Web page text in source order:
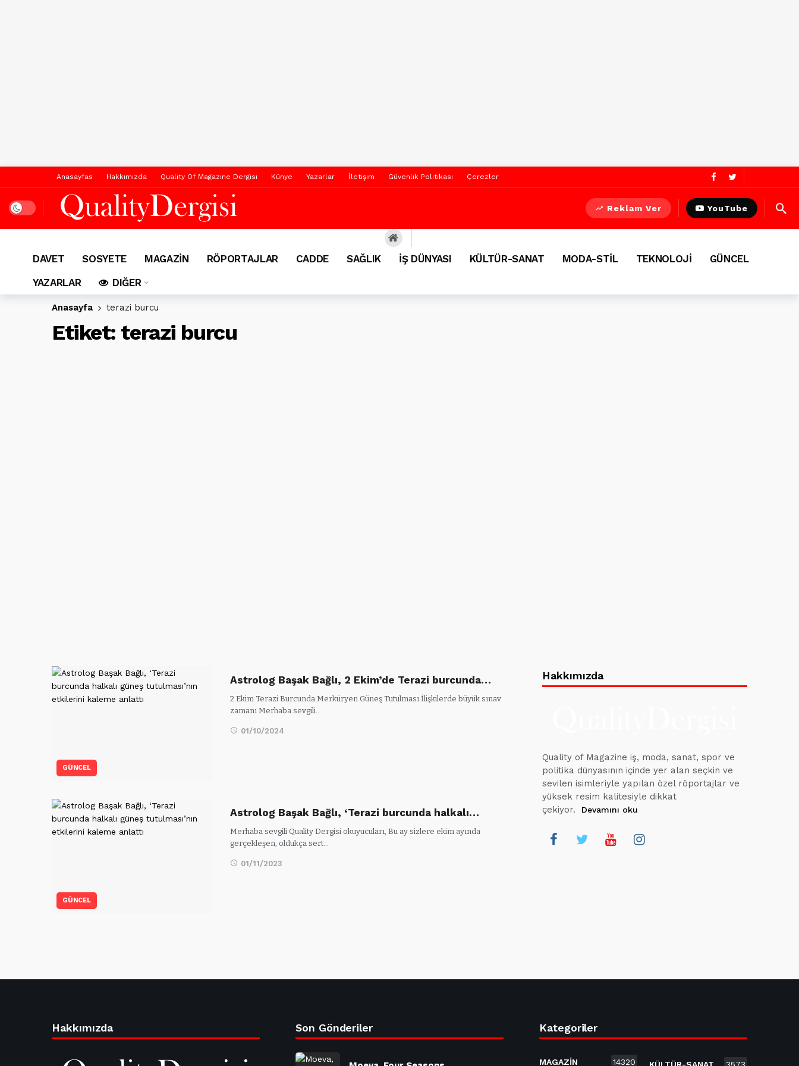
Anasayfas Hakkımızda Quality Of Magazine Dergisi Künye Yazarlar İletişim Güvenlik Politikası Çerezler
Dark mode Reklam Ver YouTube
DAVET SOSYETE MAGAZİN RÖPORTAJLAR CADDE SAĞLIK İŞ DÜNYASI KÜLTÜR-SANAT MODA-STİL TEKNOLOJİ
GÜNCEL
YAZARLAR
DIĞER
Anasayfa terazi burcu
Etiket: terazi burcu
GÜNCEL
Astrolog Başak Bağlı, 2 Ekim’de Terazi burcunda…
2 Ekim Terazi Burcunda Merküryen Güneş Tutulması İlişkilerde büyük sınav
zamanı Merhaba sevgili…
01/10/2024
GÜNCEL
Astrolog Başak Bağlı, ‘Terazi burcunda halkalı…
Merhaba sevgili Quality Dergisi okuyucuları, Bu ay sizlere ekim ayında
gerçekleşen, oldukça sert…
01/11/2023
Hakkımızda
Quality of Magazine iş, moda, sanat, spor ve
politika dünyasının içinde yer alan seçkin ve
sevilen isimleriyle yapılan özel röportajlar ve
yüksek resim kalitesiyle dikkat
çekiyor.
Devamını oku
Hakkımızda Son Gönderiler Kategoriler
MAGAZİN 14320 KÜLTÜR-SANAT 3573